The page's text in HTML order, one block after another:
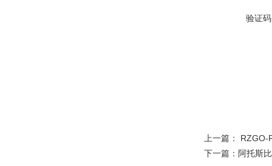
验证
上一篇： RZGO-
下一篇： 阿托斯